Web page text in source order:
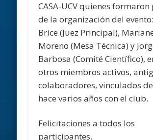
CASA-UCV quienes formaron
de la organización del
Brice (Juez Principal),
Moreno (Mesa Técnica) y
Barbosa (Comité Científico),
otros miembros activos,
colaboradores, vinculados
hace varios años con el club.
Felicitaciones a todos los
participantes.